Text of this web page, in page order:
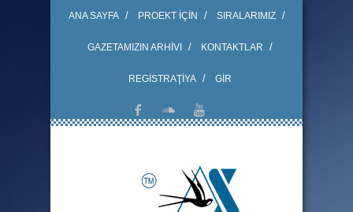
ANA SAYFA PROEKT İÇİN SIRALARIMIZ
GAZETAMIZIN ARHİVI KONTAKTLAR
REGİSTRAŢİYA GİR